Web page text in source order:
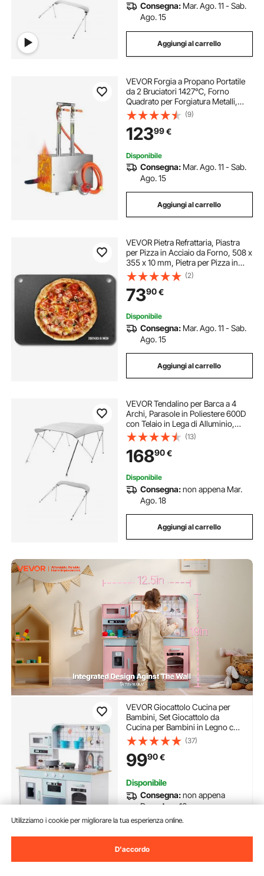
Consegna: Mar. Ago. 11 - Sab.
Ago. 15
Aggiungi al carrello
VEVOR Forgia a Propano Portatile
da 2 Bruciatori 1427℃, Forno
Quadrato per Forgiatura Metalli,
Attrezzatura per Forgiatura a Gas in
Acciaio Inox, per Lavoro Utensili e
Coltelli Fabbri e Maniscalchi
(9)
12399€
Disponibile
Consegna: Mar. Ago. 11 - Sab.
Ago. 15
Aggiungi al carrello
VEVOR Pietra Refrattaria, Piastra
per Pizza in Acciaio da Forno, 508 x
355 x 10 mm, Pietra per Pizza in
Acciaio al Carbonio, Teglia per
Pizza Resistente per Griglia
Barbecue all'Aperto, Forno Interno
(2)
7390€
Disponibile
Consegna: Mar. Ago. 11 - Sab.
Ago. 15
Aggiungi al carrello
VEVOR Tendalino per Barca a 4
Archi, Parasole in Poliestere 600D
con Telaio in Lega di Alluminio,
Tettoia Parasole Impermeabile con
Borsa Portaoggetti, Larghezza 170 a
183 cm Grigio Chiaro
(13)
16890€
Disponibile
Consegna:non appena Mar.
Ago. 18
Aggiungi al carrello
VEVOR Giocattolo Cucina per
Bambini, Set Giocattolo da
Cucina per Bambini in Legno con
Luci Suoni Macchina per
Ghiaccio Forno Lavello
Microonde Frigorifero Utensili,
Giocattolo Cucina, 24 pz, Bianco
(37)
9990€
Disponibile
Consegna:non appena
Dom. Ago. 16
Utilizziamo i cookie per migliorare la tua esperienza online.
D'accordo